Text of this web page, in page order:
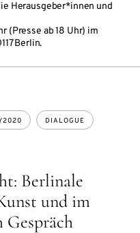
Herausgeber*innen und
(Presse ab 18 Uhr) im
Berlin.
Berlinale
und im
DIALOGUE